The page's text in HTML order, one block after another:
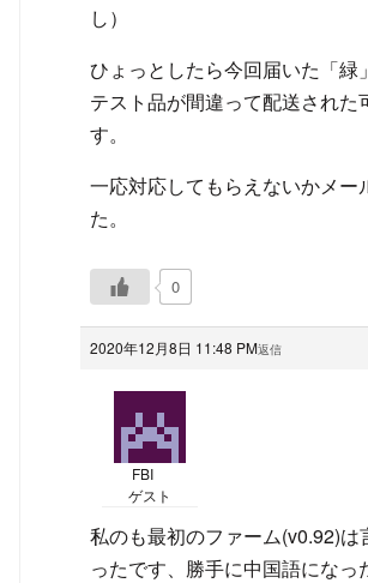
し）
ひょっとしたら今回届いた「緑
テスト品が間違って配送された
す。
一応対応してもらえないかメー
た。
0
2020年12月8日 11:48 PM返信
FBI
ゲスト
私のも最初のファーム(v0.92)は
ったです、勝手に中国語になっ